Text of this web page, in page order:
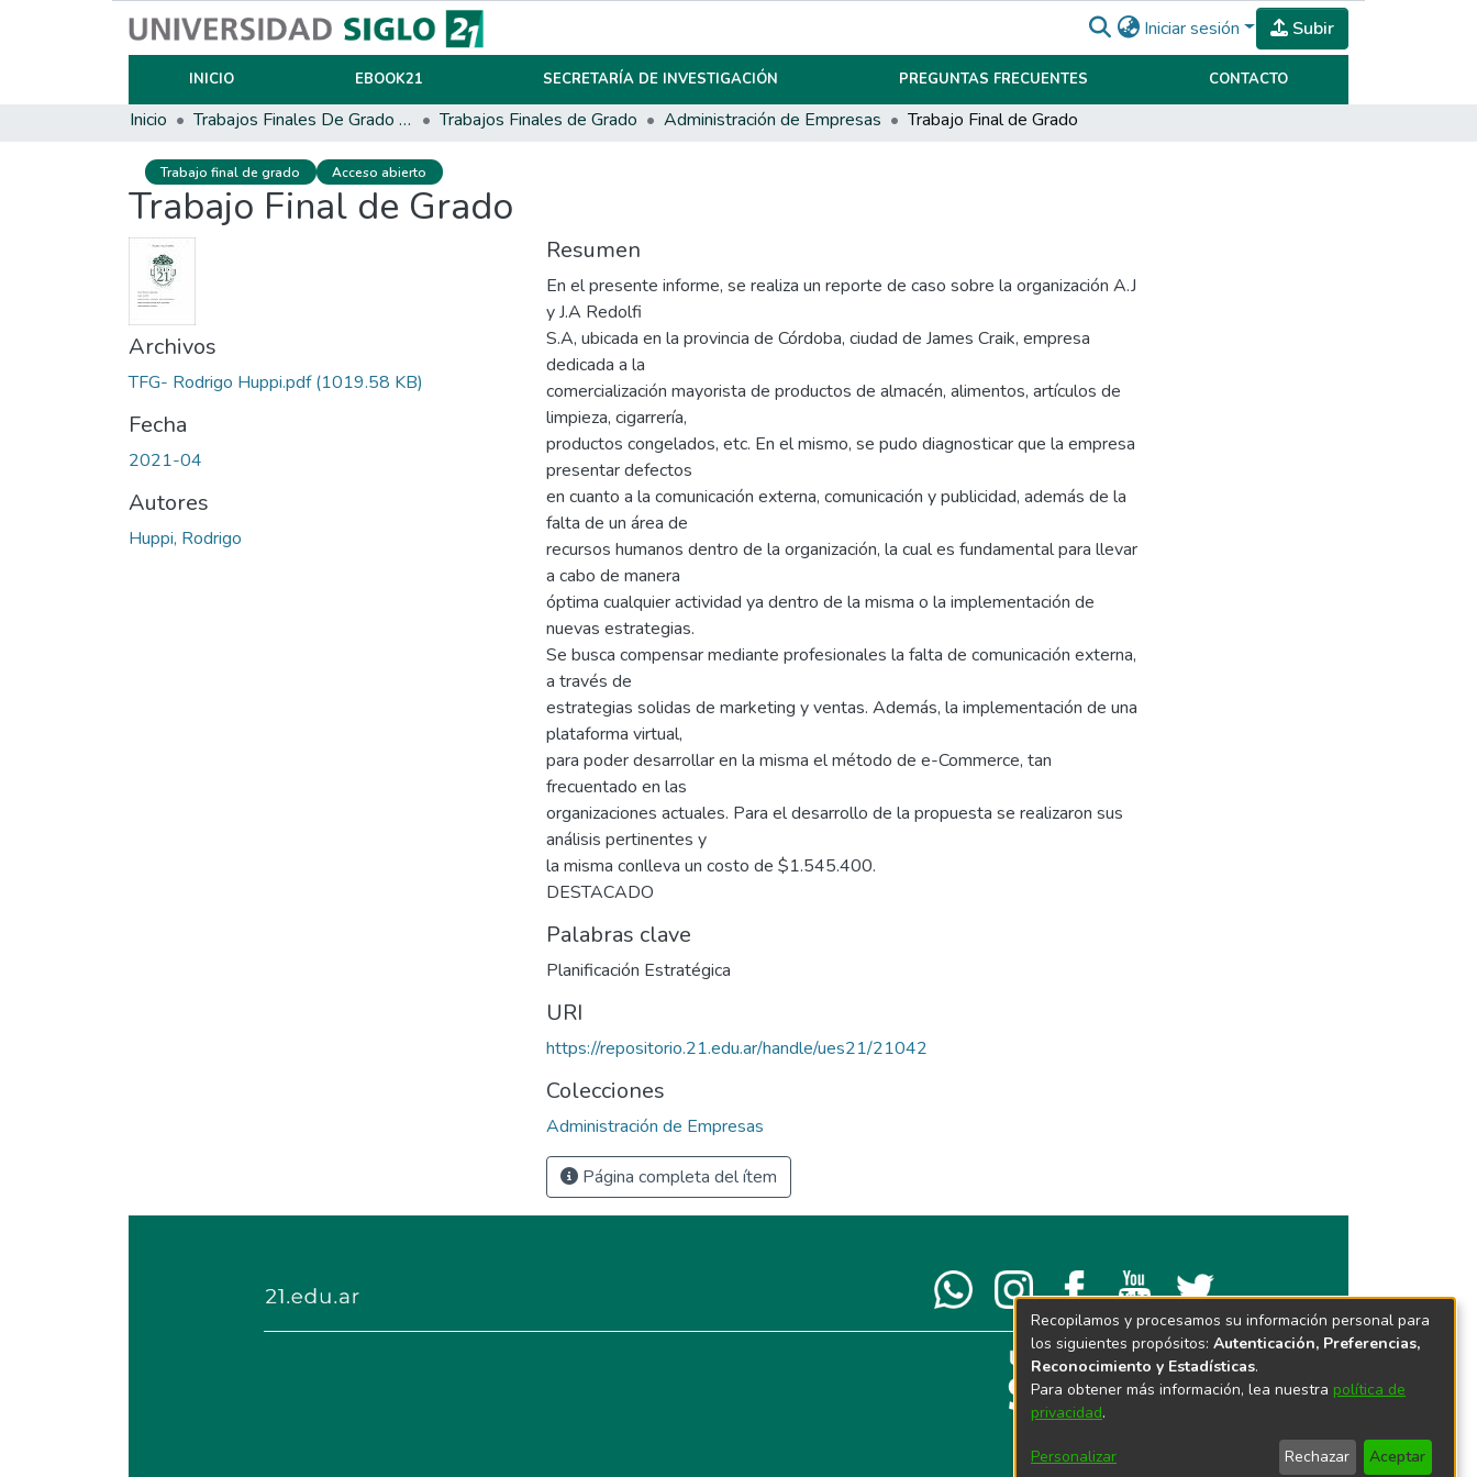
Iniciar sesión Subir
INICIO EBOOK21 SECRETARÍA DE INVESTIGACIÓN PREGUNTAS FRECUENTES CONTACTO
Inicio Trabajos Finales De Grado Y Posgrado Trabajos Finales de Grado Administración de Empresas Trabajo Final de Grado
Trabajo final de grado Acceso abierto
Trabajo Final de Grado
Archivos
TFG- Rodrigo Huppi.pdf(1019.58 KB)
Fecha
2021-04
Autores
Huppi, Rodrigo
Resumen
En el presente informe, se realiza un reporte de caso sobre la organización A.J
y J.A Redolfi
S.A, ubicada en la provincia de Córdoba, ciudad de James Craik, empresa
dedicada a la
comercialización mayorista de productos de almacén, alimentos, artículos de
limpieza, cigarrería,
productos congelados, etc. En el mismo, se pudo diagnosticar que la empresa
presentar defectos
en cuanto a la comunicación externa, comunicación y publicidad, además de la
falta de un área de
recursos humanos dentro de la organización, la cual es fundamental para llevar
a cabo de manera
óptima cualquier actividad ya dentro de la misma o la implementación de
nuevas estrategias.
Se busca compensar mediante profesionales la falta de comunicación externa,
a través de
estrategias solidas de marketing y ventas. Además, la implementación de una
plataforma virtual,
para poder desarrollar en la misma el método de e-Commerce, tan
frecuentado en las
organizaciones actuales. Para el desarrollo de la propuesta se realizaron sus
análisis pertinentes y
la misma conlleva un costo de $1.545.400.
DESTACADO
Palabras clave
Planificación Estratégica
URI
https://repositorio.21.edu.ar/handle/ues21/21042
Colecciones
Administración de Empresas
Página completa del ítem
Recopilamos y procesamos su información personal para
los siguientes propósitos: Autenticación, Preferencias,
Reconocimiento y Estadísticas.
Para obtener más información, lea nuestra política de
privacidad.
Personalizar Rechazar Aceptar